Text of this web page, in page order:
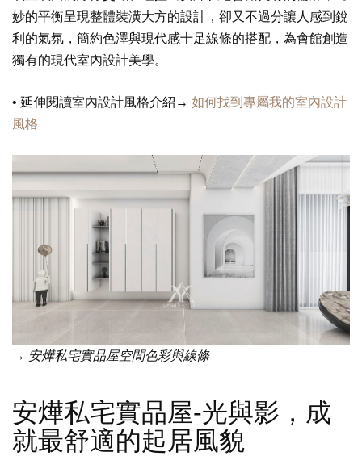
妙的平衡呈現整體裝潢大方的設計，卻又不過分讓人感到銳
利的氣氛，簡約色澤與現代感十足線條的搭配，為會館創造
獨有的現代室內設計美學。
• 延伸閱讀室內設計風格介紹→ 如何找到專屬我的室內設計
風格
→ 安燁私宅實品屋空間色彩與線條
安燁私宅實品屋-光與影，成
就最舒適的起居風貌